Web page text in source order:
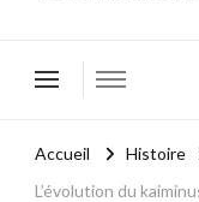
Accueil
Histoire
L’évolution du